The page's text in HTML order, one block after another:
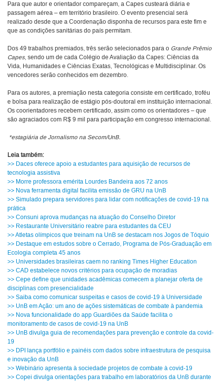
Para que autor e orientador compareçam, a Capes custeará diária e
passagem aérea – em território brasileiro. O evento presencial será
realizado desde que a Coordenação disponha de recursos para este fim e
que as condições sanitárias do país permitam.
Dos 49 trabalhos premiados, três serão selecionados para o Grande Prêmio
Capes, sendo um de cada Colégio de Avaliação da Capes: Ciências da
Vida, Humanidades e Ciências Exatas, Tecnológicas e Multidisciplinar. Os
vencedores serão conhecidos em dezembro.
Para os autores, a premiação nesta categoria consiste em certificado, troféu
e bolsa para realização de estágio pós-doutoral em instituição internacional.
Os coorientadores recebem certificado, assim como os orientadores – que
são agraciados com R$ 9 mil para participação em congresso internacional.
*estagiária de Jornalismo na Secom/UnB.
Leia também:
>> Daces oferece apoio a estudantes para aquisição de recursos de
tecnologia assistiva
>> Morre professora emérita Lourdes Bandeira aos 72 anos
>> Nova ferramenta digital facilita emissão de GRU na UnB
>> Simulado prepara servidores para lidar com notificações de covid-19 na
prática
>> Consuni aprova mudanças na atuação do Conselho Diretor
>> Restaurante Universitário reabre para estudantes da CEU
>> Atletas olímpicos que treinam na UnB se destacam nos Jogos de Tóquio
>> Destaque em estudos sobre o Cerrado, Programa de Pós-Graduação em
Ecologia completa 45 anos
>> Universidades brasileiras caem no ranking Times Higher Education
>> CAD estabelece novos critérios para ocupação de moradias
>> Cepe define que unidades acadêmicas comecem a planejar oferta de
disciplinas com presencialidade
>> Saiba como comunicar suspeitas e casos de covid-19 à Universidade
>> UnB em Ação: um ano de ações sistemáticas de combate à pandemia
>> Nova funcionalidade do app Guardiões da Saúde facilita o
monitoramento de casos de covid-19 na UnB
>> UnB divulga guia de recomendações para prevenção e controle da covid-
19
>> DPI lança portfólio e painéis com dados sobre infraestrutura de pesquisa
e inovação da UnB
>> Webinário apresenta à sociedade projetos de combate à covid-19
>> Copei divulga orientações para trabalho em laboratórios da UnB durante